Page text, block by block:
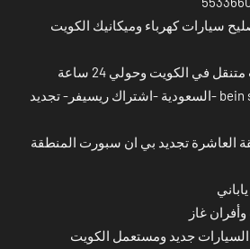
سيارات كهرباء وميكانيك الكويت
في الكويت وحولي 24 ساعة
بي ان سبورت - bein sport -السعودية -اشتراك ريسيفر- تجديد
العاشرة تجديد بي ان سبورت المنطقة
غاز
السيارات جديد ومستعمل الكويت